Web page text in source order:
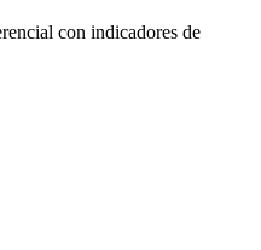
con indicadores de